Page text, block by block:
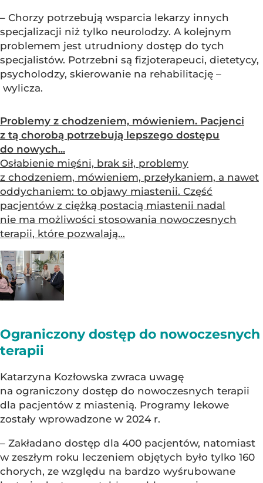
– Chorzy potrzebują wsparcia lekarzy innych
specjalizacji niż tylko neurolodzy. A kolejnym
problemem jest utrudniony dostęp do tych
specjalistów. Potrzebni są fizjoterapeuci, dietetycy,
psycholodzy, skierowanie na rehabilitację –
wylicza.
Problemy z chodzeniem, mówieniem. Pacjenci
z tą chorobą potrzebują lepszego dostępu
do nowych...
Osłabienie mięśni, brak sił, problemy
z chodzeniem, mówieniem, przełykaniem, a nawet
oddychaniem: to objawy miastenii. Część
pacjentów z ciężką postacią miastenii nadal
nie ma możliwości stosowania nowoczesnych
terapii, które pozwalają...
Ograniczony dostęp do nowoczesnych
terapii
Katarzyna Kozłowska zwraca uwagę
na ograniczony dostęp do nowoczesnych terapii
dla pacjentów z miastenią. Programy lekowe
zostały wprowadzone w 2024 r.
– Zakładano dostęp dla 400 pacjentów, natomiast
w zeszłym roku leczeniem objętych było tylko 160
chorych, ze względu na bardzo wyśrubowane